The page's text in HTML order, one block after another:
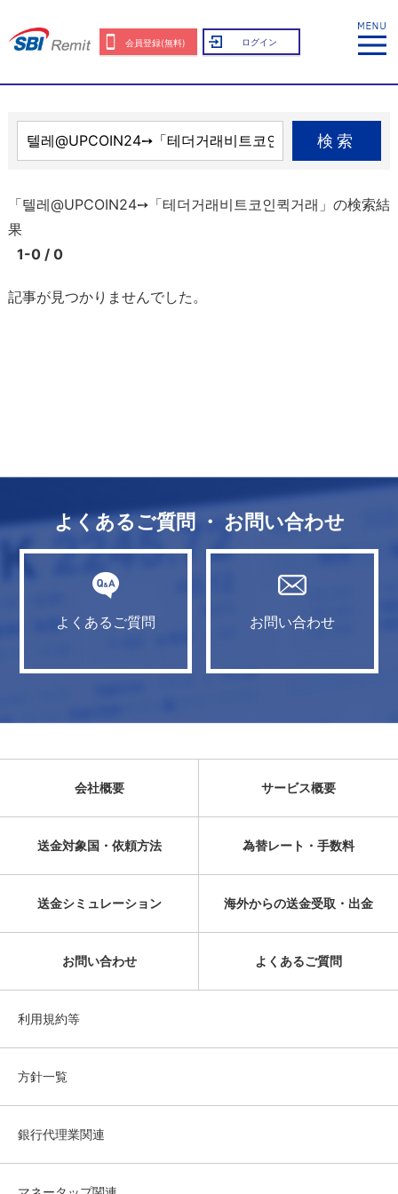
会員登録(無料) ログイン
検索
「텔레@UPCOIN24➙「테더거래비트코인퀵거래」の検索結
果
1-0 / 0
記事が見つかりませんでした。
よくあるご質問 ・ お問い合わせ
よくあるご質問 お問い合わせ
会社概要 サービス概要
送金対象国・依頼方法 為替レート・手数料
送金シミュレーション 海外からの送金受取・出金
お問い合わせ よくあるご質問
利用規約等
方針一覧
銀行代理業関連